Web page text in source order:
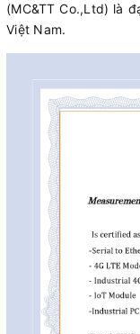
(MC&TT Co.,Ltd) là
Việt Nam.